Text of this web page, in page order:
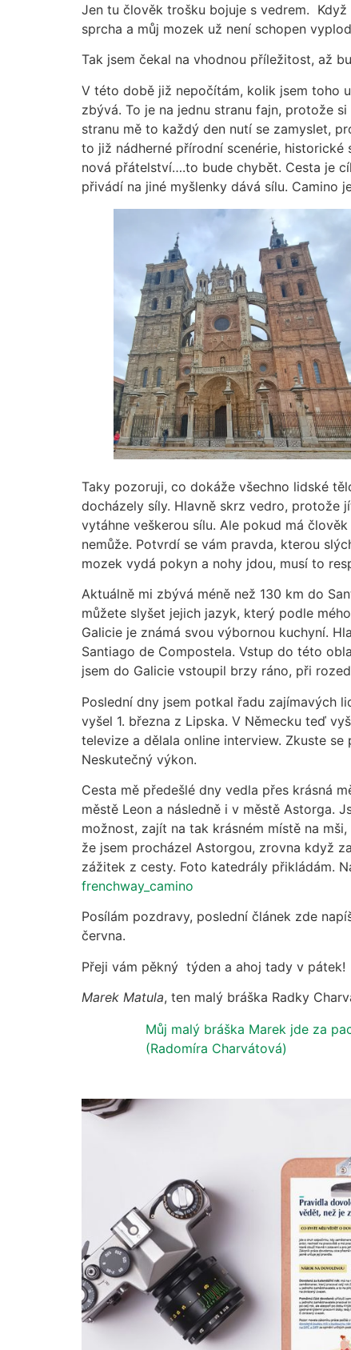
Jen tu člověk trošku bojuje s vedrem.
sprcha a můj mozek už není schopen
Tak jsem čekal na vhodnou příležitost, až
V této době již nepočítám, kolik jsem toho
zbývá. To je na jednu stranu fajn, protože
stranu mě to každý den nutí se zamyslet,
to již nádherné přírodní scenérie,
nová přátelství….to bude chybět. Cesta je
přivádí na jiné myšlenky dává sílu. Camino
Taky pozoruji, co dokáže všechno lidské
docházely síly. Hlavně skrz vedro, protože
vytáhne veškerou sílu. Ale pokud má
nemůže. Potvrdí se vám pravda, kterou
mozek vydá pokyn a nohy jdou, musí to
Aktuálně mi zbývá méně než 130 km do
můžete slyšet jejich jazyk, který podle
Galicie je známá svou výbornou kuchyní.
Santiago de Compostela. Vstup do této
jsem do Galicie vstoupil brzy ráno, při
Poslední dny jsem potkal řadu zajímavých
vyšel 1. března z Lipska. V Německu teď
televize a dělala online interview. Zkuste
Neskutečný výkon.
Cesta mě předešlé dny vedla přes krásná
městě Leon a následně i v městě Astorga.
možnost, zajít na tak krásném místě na
že jsem procházel Astorgou, zrovna když
zážitek z cesty. Foto katedrály přikládám.
frenchway_camino
Posílám pozdravy, poslední článek zde
června.
Přeji vám pěkný týden a ahoj tady v pátek!
Marek Matula, ten malý bráška Radky
Můj malý bráška Marek jde za
(Radomíra Charvátová)